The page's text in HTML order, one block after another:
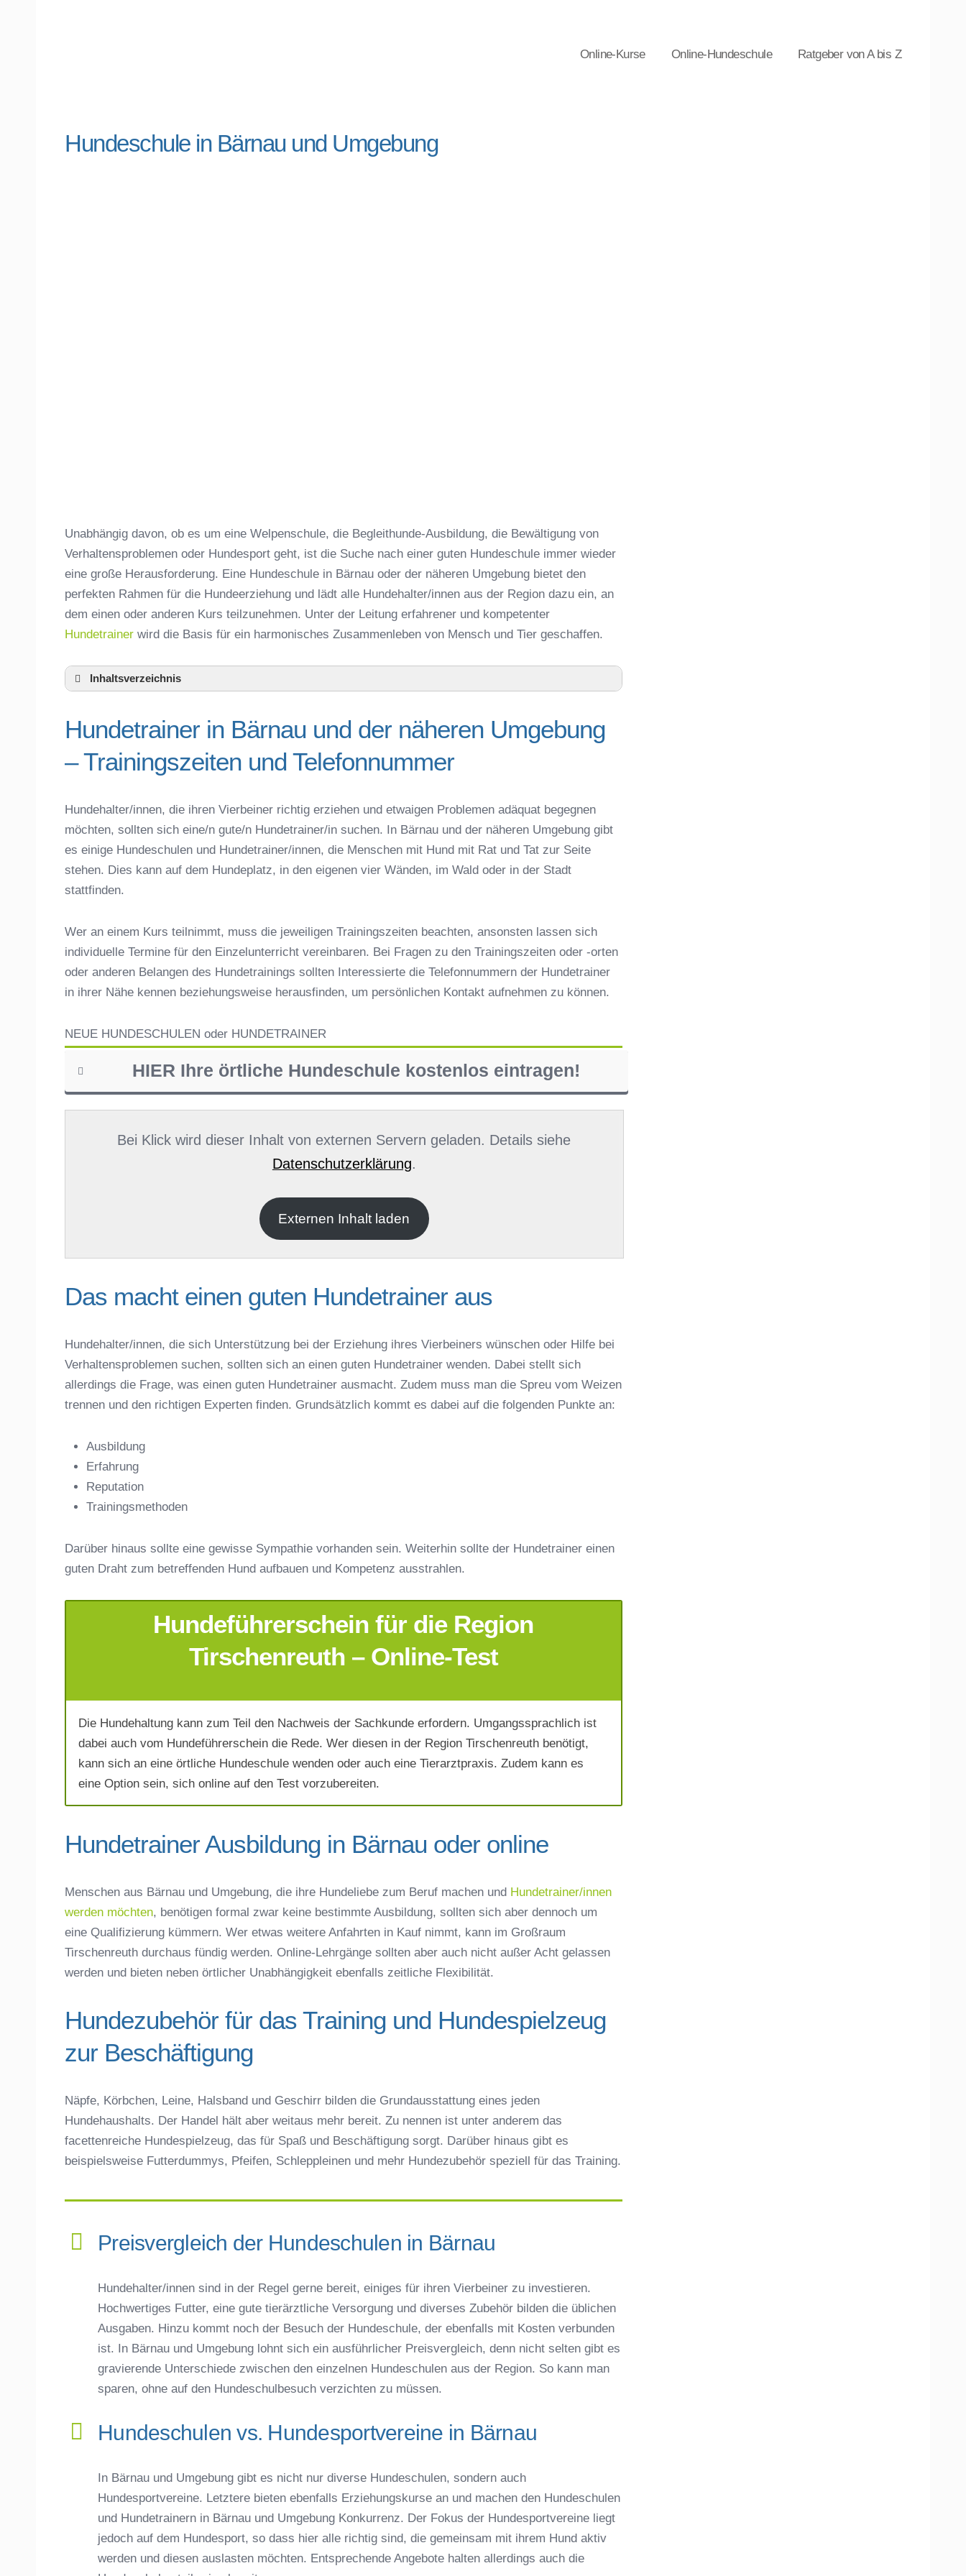
Online-Kurse Online-Hundeschule Ratgeber von A bis Z
Hundeschule in Bärnau und Umgebung
Unabhängig davon, ob es um eine Welpenschule, die Begleithunde-Ausbildung, die Bewältigung von
Verhaltensproblemen oder Hundesport geht, ist die Suche nach einer guten Hundeschule immer wieder
eine große Herausforderung. Eine Hundeschule in Bärnau oder der näheren Umgebung bietet den
perfekten Rahmen für die Hundeerziehung und lädt alle Hundehalter/innen aus der Region dazu ein, an
dem einen oder anderen Kurs teilzunehmen. Unter der Leitung erfahrener und kompetenter
Hundetrainer wird die Basis für ein harmonisches Zusammenleben von Mensch und Tier geschaffen.
Inhaltsverzeichnis
Hundetrainer in Bärnau und der näheren Umgebung – Trainingszeiten und Telefonnummer
Das macht einen guten Hundetrainer aus
Hundeführerschein für die Region Tirschenreuth – Online-Test
Hundezubehör für das Training und Hundespielzeug zur Beschäftigung
Preisvergleich der Hundeschulen in Bärnau
Hundeschulen vs. Hundesportvereine in Bärnau
So findet man den richtigen Hundetrainer in Bärnau
Darum lohnt sich der Besuch einer Hundeschule
Hundetrainer in Bärnau und der näheren Umgebung
– Trainingszeiten und Telefonnummer
Hundehalter/innen, die ihren Vierbeiner richtig erziehen und etwaigen Problemen adäquat begegnen
möchten, sollten sich eine/n gute/n Hundetrainer/in suchen. In Bärnau und der näheren Umgebung gibt
es einige Hundeschulen und Hundetrainer/innen, die Menschen mit Hund mit Rat und Tat zur Seite
stehen. Dies kann auf dem Hundeplatz, in den eigenen vier Wänden, im Wald oder in der Stadt
stattfinden.
Wer an einem Kurs teilnimmt, muss die jeweiligen Trainingszeiten beachten, ansonsten lassen sich
individuelle Termine für den Einzelunterricht vereinbaren. Bei Fragen zu den Trainingszeiten oder -orten
oder anderen Belangen des Hundetrainings sollten Interessierte die Telefonnummern der Hundetrainer
in ihrer Nähe kennen beziehungsweise herausfinden, um persönlichen Kontakt aufnehmen zu können.
NEUE HUNDESCHULEN oder HUNDETRAINER
HIER Ihre örtliche Hundeschule kostenlos eintragen!
Name der Hundeschule*
Anschrift
E-Mail-Adresse *
Telefonnummer*
Absenden
Bei Klick wird dieser Inhalt von externen Servern geladen. Details siehe
Datenschutzerklärung.
Externen Inhalt laden
Das macht einen guten Hundetrainer aus
Hundehalter/innen, die sich Unterstützung bei der Erziehung ihres Vierbeiners wünschen oder Hilfe bei
Verhaltensproblemen suchen, sollten sich an einen guten Hundetrainer wenden. Dabei stellt sich
allerdings die Frage, was einen guten Hundetrainer ausmacht. Zudem muss man die Spreu vom Weizen
trennen und den richtigen Experten finden. Grundsätzlich kommt es dabei auf die folgenden Punkte an:
Ausbildung
Erfahrung
Reputation
Trainingsmethoden
Darüber hinaus sollte eine gewisse Sympathie vorhanden sein. Weiterhin sollte der Hundetrainer einen
guten Draht zum betreffenden Hund aufbauen und Kompetenz ausstrahlen.
Hundeführerschein für die Region
Tirschenreuth – Online-Test
Die Hundehaltung kann zum Teil den Nachweis der Sachkunde erfordern. Umgangssprachlich ist
dabei auch vom Hundeführerschein die Rede. Wer diesen in der Region Tirschenreuth benötigt,
kann sich an eine örtliche Hundeschule wenden oder auch eine Tierarztpraxis. Zudem kann es
eine Option sein, sich online auf den Test vorzubereiten.
Hundetrainer Ausbildung in Bärnau oder online
Menschen aus Bärnau und Umgebung, die ihre Hundeliebe zum Beruf machen und Hundetrainer/innen
werden möchten, benötigen formal zwar keine bestimmte Ausbildung, sollten sich aber dennoch um
eine Qualifizierung kümmern. Wer etwas weitere Anfahrten in Kauf nimmt, kann im Großraum
Tirschenreuth durchaus fündig werden. Online-Lehrgänge sollten aber auch nicht außer Acht gelassen
werden und bieten neben örtlicher Unabhängigkeit ebenfalls zeitliche Flexibilität.
Hundezubehör für das Training und Hundespielzeug
zur Beschäftigung
Näpfe, Körbchen, Leine, Halsband und Geschirr bilden die Grundausstattung eines jeden
Hundehaushalts. Der Handel hält aber weitaus mehr bereit. Zu nennen ist unter anderem das
facettenreiche Hundespielzeug, das für Spaß und Beschäftigung sorgt. Darüber hinaus gibt es
beispielsweise Futterdummys, Pfeifen, Schleppleinen und mehr Hundezubehör speziell für das Training.
Preisvergleich der Hundeschulen in Bärnau
Hundehalter/innen sind in der Regel gerne bereit, einiges für ihren Vierbeiner zu investieren.
Hochwertiges Futter, eine gute tierärztliche Versorgung und diverses Zubehör bilden die üblichen
Ausgaben. Hinzu kommt noch der Besuch der Hundeschule, der ebenfalls mit Kosten verbunden
ist. In Bärnau und Umgebung lohnt sich ein ausführlicher Preisvergleich, denn nicht selten gibt es
gravierende Unterschiede zwischen den einzelnen Hundeschulen aus der Region. So kann man
sparen, ohne auf den Hundeschulbesuch verzichten zu müssen.
Hundeschulen vs. Hundesportvereine in Bärnau
In Bärnau und Umgebung gibt es nicht nur diverse Hundeschulen, sondern auch
Hundesportvereine. Letztere bieten ebenfalls Erziehungskurse an und machen den Hundeschulen
und Hundetrainern in Bärnau und Umgebung Konkurrenz. Der Fokus der Hundesportvereine liegt
jedoch auf dem Hundesport, so dass hier alle richtig sind, die gemeinsam mit ihrem Hund aktiv
werden und diesen auslasten möchten. Entsprechende Angebote halten allerdings auch die